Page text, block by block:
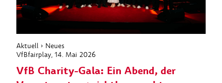
Aktuell › Neues
VfBfairplay , 14. Mai 2026
VfB Charity-Gala: Ein Abend, der